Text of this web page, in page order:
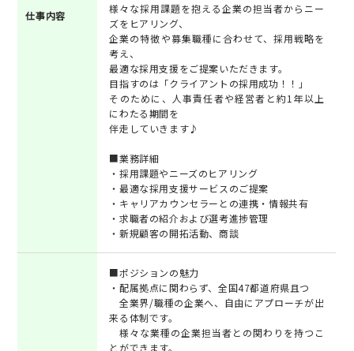
仕事内容
様々な採用課題を抱える企業の担当者からニー
ズをヒアリング、
企業の特徴や募集職種に合わせて、採用戦略を
考え、
最適な採用支援をご提案いただきます。
目指すのは「クライアントの採用成功！！」
そのために、人事責任者や経営者と約1年以上
にわたる期間を
伴走していきます♪
■業務詳細
・採用課題やニーズのヒアリング
・最適な採用支援サービスのご提案
・キャリアカウンセラーとの連携・情報共有
・求職者の紹介および選考進捗管理
・新規顧客の開拓活動、商談
■ポジションの魅力
・配属拠点に関わらず、全国47都道府県且つ
全業界/職種の企業へ、自由にアプローチが出
来る体制です。
様々な業種の企業担当者との関わりを持つこ
とができます。